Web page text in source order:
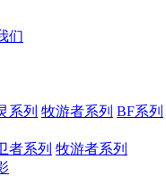
们
系列 牧游者系列 BF系列
者系列 牧游者系列